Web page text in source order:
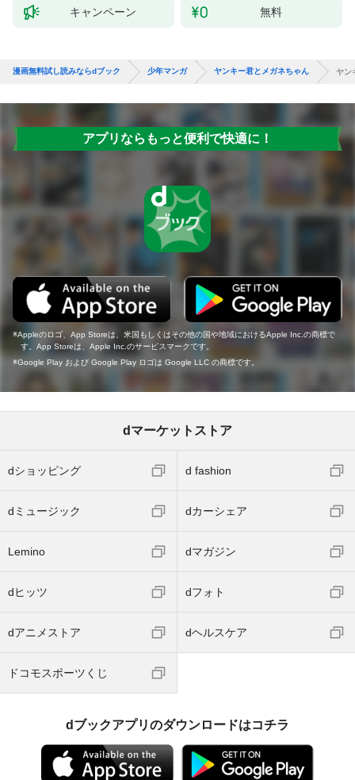
キャンペーン 無料
漫画無料試し読みならdブック 少年マンガ ヤンキー君とメガネちゃん ヤン
アプリならもっと便利で快適に！
Appleのロゴ、App Storeは、米国もしくはその他の国や地域におけるApple Inc.の商標で
す。App Storeは、Apple Inc.のサービスマークです。
Google Play および Google Play ロゴは Google LLC の商標です。
dマーケットストア
dショッピング d fashion
dミュージック dカーシェア
Lemino dマガジン
dヒッツ dフォト
dアニメストア dヘルスケア
ドコモスポーツくじ
dブックアプリのダウンロードはコチラ